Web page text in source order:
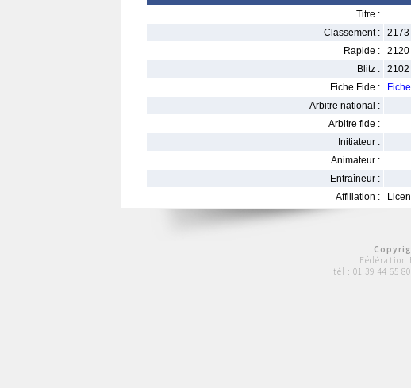
Titre :
Classement :
2173
Rapide :
2120
Blitz :
2102
Fiche Fide :
Arbitre national :
Arbitre fide :
Initiateur :
Animateur :
Entraîneur :
Affiliation :
Fédération
tél : 01 39 44 65 80